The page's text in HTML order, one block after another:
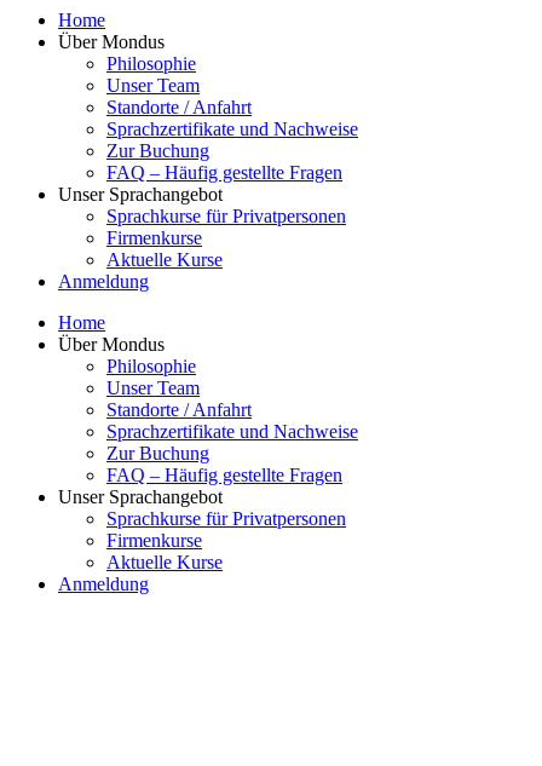
Home
Über Mondus
Philosophie
Unser Team
Standorte / Anfahrt
Sprachzertifikate und Nachweise
Zur Buchung
FAQ – Häufig gestellte Fragen
Unser Sprachangebot
Sprachkurse für Privatpersonen
Firmenkurse
Aktuelle Kurse
Anmeldung
Home
Über Mondus
Philosophie
Unser Team
Standorte / Anfahrt
Sprachzertifikate und Nachweise
Zur Buchung
FAQ – Häufig gestellte Fragen
Unser Sprachangebot
Sprachkurse für Privatpersonen
Firmenkurse
Aktuelle Kurse
Anmeldung